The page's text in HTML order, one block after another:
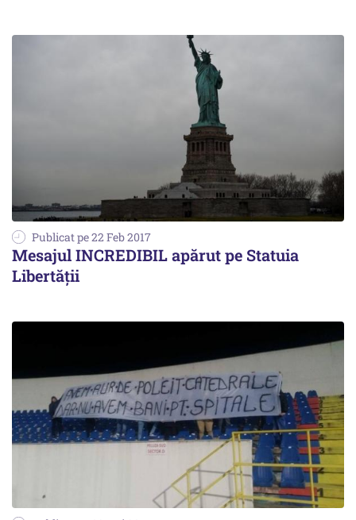
Publicat pe 22 Feb 2017
Mesajul INCREDIBIL apărut pe Statuia
Libertății